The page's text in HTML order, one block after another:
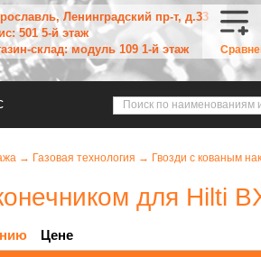
Ленинградский пр-т, д.33
501 5-й этаж
склад: модуль 109 1-й этаж
→ Газовая технология → Гвозди с кованым
для Hilti
Цене